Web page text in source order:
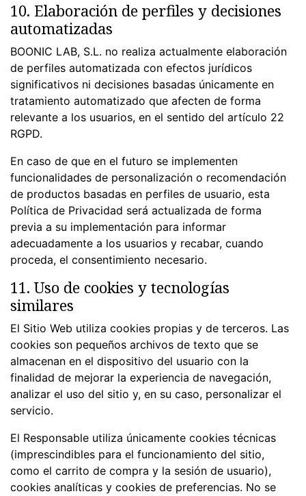
10. Elaboración de perfiles y decisiones
automatizadas
BOONIC LAB, S.L. no realiza actualmente elaboración
de perfiles automatizada con efectos jurídicos
significativos ni decisiones basadas únicamente en
tratamiento automatizado que afecten de forma
relevante a los usuarios, en el sentido del artículo 22
RGPD.
En caso de que en el futuro se implementen
funcionalidades de personalización o recomendación
de productos basadas en perfiles de usuario, esta
Política de Privacidad será actualizada de forma
previa a su implementación para informar
adecuadamente a los usuarios y recabar, cuando
proceda, el consentimiento necesario.
11. Uso de cookies y tecnologías
similares
El Sitio Web utiliza cookies propias y de terceros. Las
cookies son pequeños archivos de texto que se
almacenan en el dispositivo del usuario con la
finalidad de mejorar la experiencia de navegación,
analizar el uso del sitio y, en su caso, personalizar el
servicio.
El Responsable utiliza únicamente cookies técnicas
(imprescindibles para el funcionamiento del sitio,
como el carrito de compra y la sesión de usuario),
cookies analíticas y cookies de preferencias. No se